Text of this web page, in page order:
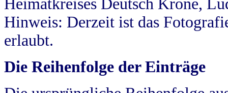
Heimatkreises Deutsch Krone,
Hinweis: Derzeit ist das
erlaubt.
Die Reihenfolge der Einträge